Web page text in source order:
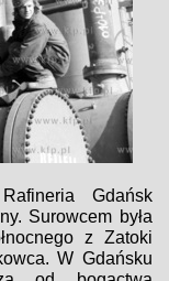
Gdańsk
Surowcem była
z Zatoki
W Gdańsku